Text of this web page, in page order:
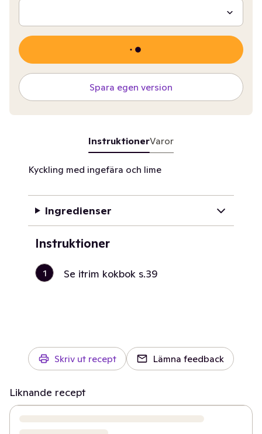
Spara egen version
InstruktionerVaror
Kyckling med ingefära och lime
Ingredienser
Instruktioner
1 Se itrim kokbok s.39
Skriv ut recept Lämna feedback
Liknande recept